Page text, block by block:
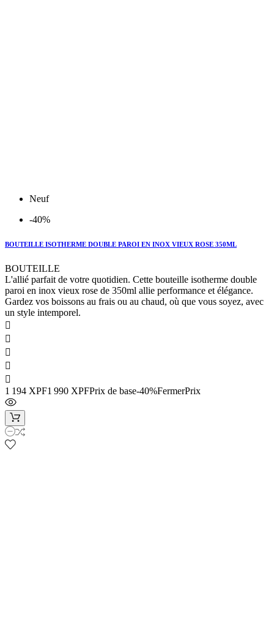
Neuf
-40%
BOUTEILLE ISOTHERME DOUBLE PAROI EN INOX VIEUX ROSE 350ML
BOUTEILLE
L'allié parfait de votre quotidien. Cette bouteille isotherme double
paroi en inox vieux rose de 350ml allie performance et élégance.
Gardez vos boissons au frais ou au chaud, où que vous soyez, avec
un style intemporel.





1 194 XPF1 990 XPFPrix de base-40%FermerPrix